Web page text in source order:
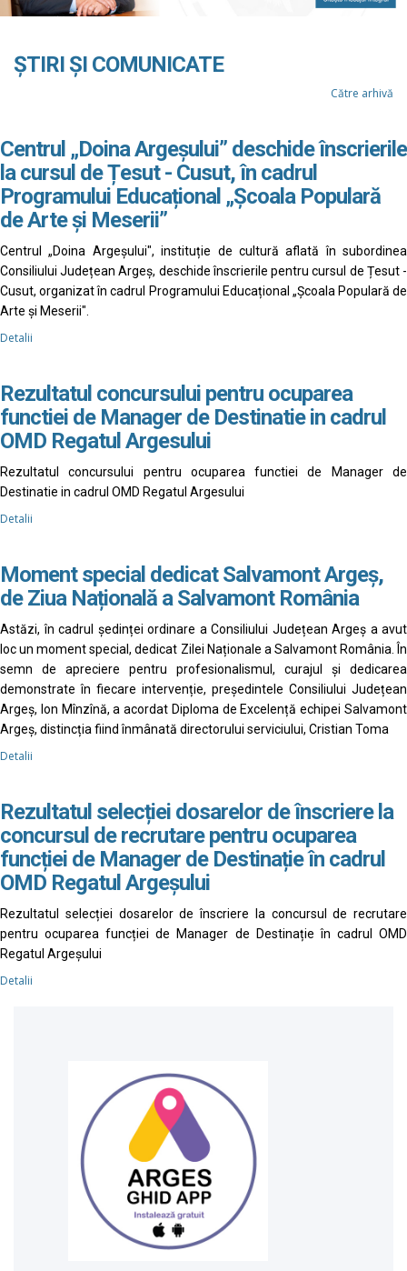
ȘTIRI ȘI COMUNICATE
Către arhivă
Centrul „Doina Argeșului” deschide înscrierile
la cursul de Țesut - Cusut, în cadrul
Programului Educațional „Școala Populară
de Arte și Meserii”
Centrul „Doina Argeșului", instituție de cultură aflată în subordinea
Consiliului Județean Argeș, deschide înscrierile pentru cursul de Țesut -
Cusut, organizat în cadrul Programului Educațional „Școala Populară de
Arte și Meserii".
Detalii
Rezultatul concursului pentru ocuparea
functiei de Manager de Destinatie in cadrul
OMD Regatul Argesului
Rezultatul concursului pentru ocuparea functiei de Manager de
Destinatie in cadrul OMD Regatul Argesului
Detalii
Moment special dedicat Salvamont Argeș,
de Ziua Națională a Salvamont România
Astăzi, în cadrul ședinței ordinare a Consiliului Județean Argeș a avut
loc un moment special, dedicat Zilei Naționale a Salvamont România. În
semn de apreciere pentru profesionalismul, curajul și dedicarea
demonstrate în fiecare intervenție, președintele Consiliului Județean
Argeș, Ion Mînzînă, a acordat Diploma de Excelență echipei Salvamont
Argeș, distincția fiind înmânată directorului serviciului, Cristian Toma
Detalii
Rezultatul selecției dosarelor de înscriere la
concursul de recrutare pentru ocuparea
funcției de Manager de Destinație în cadrul
OMD Regatul Argeșului
Rezultatul selecției dosarelor de înscriere la concursul de recrutare
pentru ocuparea funcției de Manager de Destinație în cadrul OMD
Regatul Argeșului
Detalii